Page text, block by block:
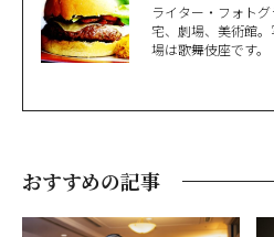
ライター・フォト
宅、劇場、美術館
場は歌舞伎座です。
おすすめの記事